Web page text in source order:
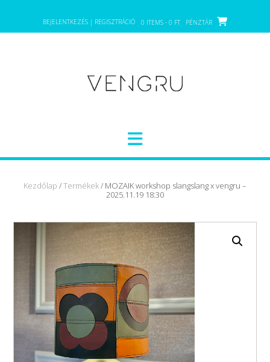
content
BEJELENTKEZÉS | REGISZTRÁCIÓ 0 ITEMS - 0 FT PÉNZTÁR
Kezdőlap /Termékek/ MOZAIK workshop slangslang x vengru –
2025.11.19 18:30